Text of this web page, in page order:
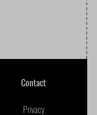
Contact
Privacy